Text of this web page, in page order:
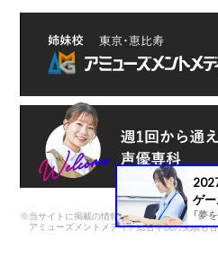
ゲ
「夢
※当サイトに掲載の情報は前身である
アミューズメントメディア総合学院の実績も